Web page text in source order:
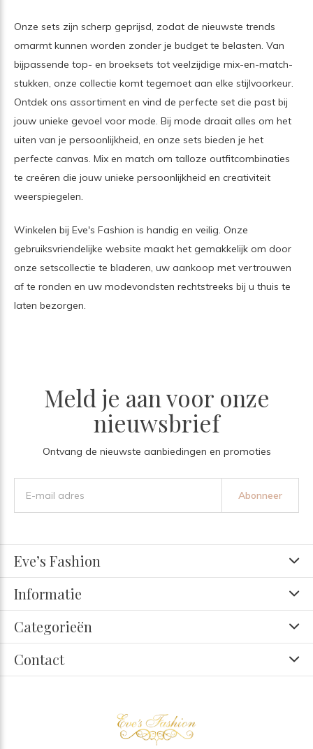
Onze sets zijn scherp geprijsd, zodat de nieuwste trends
omarmt kunnen worden zonder je budget te belasten. Van
bijpassende top- en broeksets tot veelzijdige mix-en-match-
stukken, onze collectie komt tegemoet aan elke stijlvoorkeur.
Ontdek ons ​​assortiment en vind de perfecte set die past bij
jouw unieke gevoel voor mode. Bij mode draait alles om het
uiten van je persoonlijkheid, en onze sets bieden je het
perfecte canvas. Mix en match om talloze outfitcombinaties
te creëren die jouw unieke persoonlijkheid en creativiteit
weerspiegelen.
Winkelen bij Eve's Fashion is handig en veilig. Onze
gebruiksvriendelijke website maakt het gemakkelijk om door
onze setscollectie te bladeren, uw aankoop met vertrouwen
af ​​te ronden en uw modevondsten rechtstreeks bij u thuis te
laten bezorgen.
Meld je aan voor onze
nieuwsbrief
Ontvang de nieuwste aanbiedingen en promoties
Abonneer
Eve’s Fashion
Informatie
Categorieën
Contact